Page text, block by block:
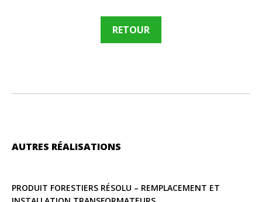
RETOUR
AUTRES RÉALISATIONS
PRODUIT FORESTIERS RÉSOLU – REMPLACEMENT ET